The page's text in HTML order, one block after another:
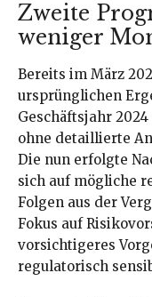
Zweite
weniger
Bereits im März
ursprünglichen
Geschäftsjahr
ohne detaillierte
Die nun erfolgte
sich auf mögliche
Folgen aus der
Fokus auf
vorsichtigeres
regulatorisch